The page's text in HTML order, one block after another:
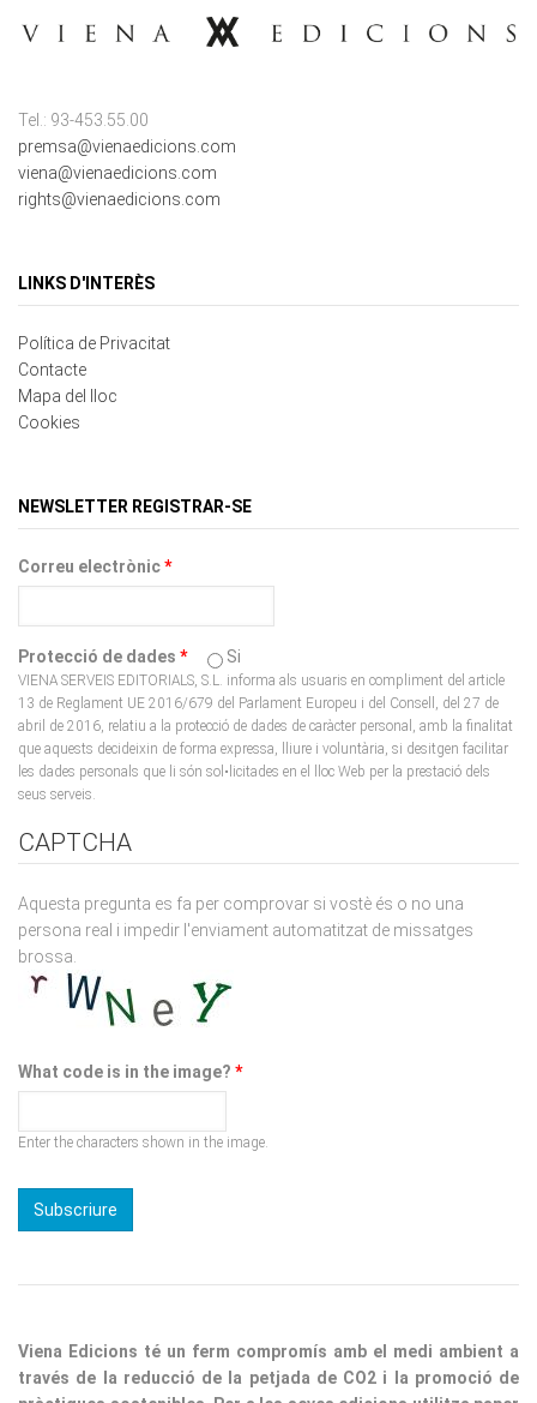
viena@vienaedicions.com
rights@vienaedicions.com
Política de Privacitat
Mapa del lloc
Cookies
Correu electrònic*
VIENA SERVEIS EDITORIALS, S.L. informa als usuaris en compliment del article
13 de Reglament UE 2016/679 del Parlament Europeu i del Consell, del 27 de
abril de 2016, relatiu a la protecció de dades de caràcter personal, amb la finalitat
que aquests decideixin de forma expressa, lliure i voluntària, si desitgen facilitar
les dades personals que li són sol•licitades en el lloc Web per la prestació dels
seus serveis.
CAPTCHA
Aquesta pregunta es fa per comprovar si vostè és o no una
brossa.
What code is in the image?
Enter the characters shown in the image.
pràctiques sostenibles. Per a les seves edicions utilitza paper
procedent de boscos responsables, fomentant un consum